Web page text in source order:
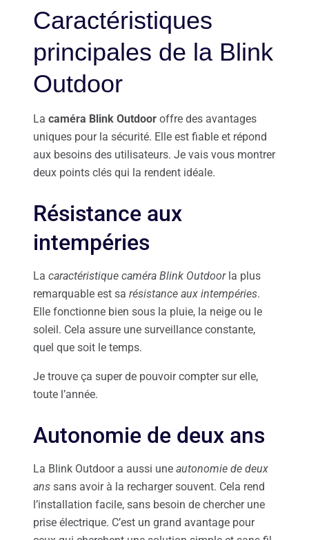
Caractéristiques
principales de la Blink
Outdoor
La caméra Blink Outdoor offre des avantages
uniques pour la sécurité. Elle est fiable et répond
aux besoins des utilisateurs. Je vais vous montrer
deux points clés qui la rendent idéale.
Résistance aux
intempéries
La caractéristique caméra Blink Outdoorla plus
remarquable est sa résistance aux intempéries.
Elle fonctionne bien sous la pluie, la neige ou le
soleil. Cela assure une surveillance constante,
quel que soit le temps.
Je trouve ça super de pouvoir compter sur elle,
toute l’année.
Autonomie de deux ans
La Blink Outdoor a aussi une autonomie de deux
ans sans avoir à la recharger souvent. Cela rend
l’installation facile, sans besoin de chercher une
prise électrique. C’est un grand avantage pour